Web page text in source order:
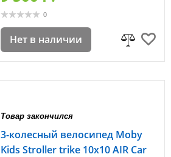
0
Нет в наличии
Товар закончился
3-колесный велосипед Moby
Kids Stroller trike 10x10 AIR Car